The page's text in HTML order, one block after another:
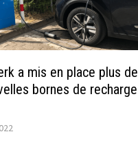
a mis en place plus de
bornes de recharge